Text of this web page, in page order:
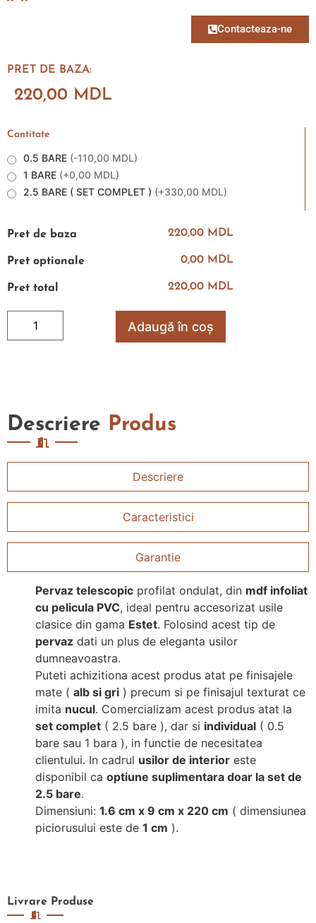
Contacteaza-ne
PRET DE BAZA:
220,00 MDL
Cantitate
0.5 BARE (-110,00 MDL)
1 BARE (+0,00 MDL)
2.5 BARE ( SET COMPLET ) (+330,00 MDL)
Pret de baza 220,00 MDL
Pret optionale 0,00 MDL
Pret total 220,00 MDL
Adaugă în coș
Descriere Produs
Descriere
Caracteristici
Garantie
Pervaz telescopic profilat ondulat, din mdf infoliat
cu pelicula PVC, ideal pentru accesorizat usile
clasice din gama Estet. Folosind acest tip de
pervaz dati un plus de eleganta usilor
dumneavoastra.
Puteti achizitiona acest produs atat pe finisajele
mate ( alb si gri ) precum si pe finisajul texturat ce
imita nucul. Comercializam acest produs atat la
set complet ( 2.5 bare ), dar si individual ( 0.5
bare sau 1 bara ), in functie de necesitatea
clientului. In cadrul usilor de interior este
disponibil ca optiune suplimentara doar la set de
2.5 bare.
Dimensiuni: 1.6 cm x 9 cm x 220 cm ( dimensiunea
piciorusului este de 1 cm ).
Livrare Produse